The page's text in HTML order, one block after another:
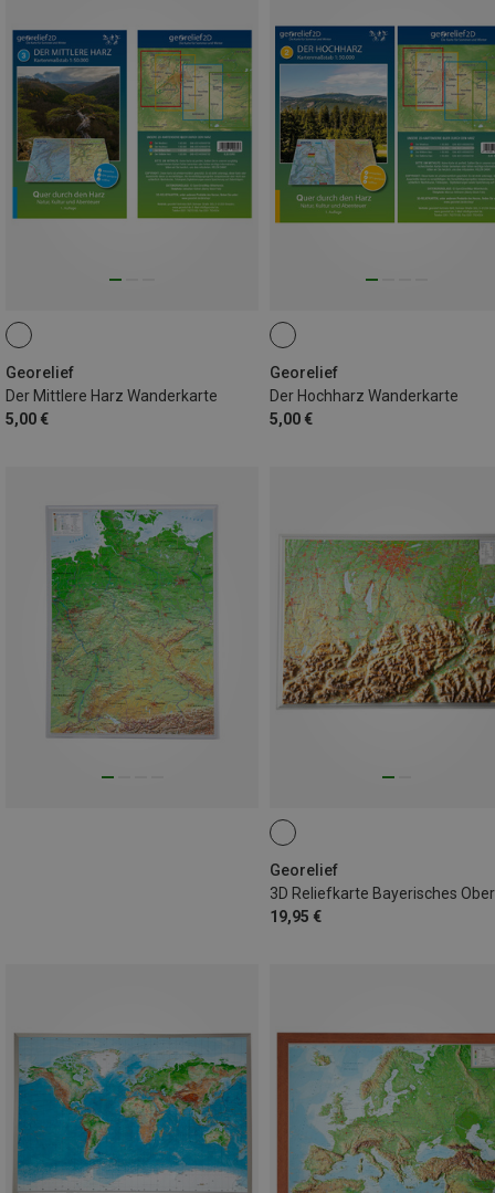
Georelief
Der Mittlere Harz Wanderkarte
5,00 €
Georelief
Der Hochharz Wanderkarte
5,00 €
Georelief
19,95 €